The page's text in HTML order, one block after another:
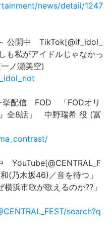
news/detail/1247
公開中 TikTok[@if_idol_
私がアイドルじゃなかっ
ノ瀬美空)
挙配信 FOD 「FODオリ
全8話」 中野瑞希 役 (冨
YouTube[@CENTRAL_F
(乃木坂46)／音を待つ」
市歌が歌えるのか??」
search?q